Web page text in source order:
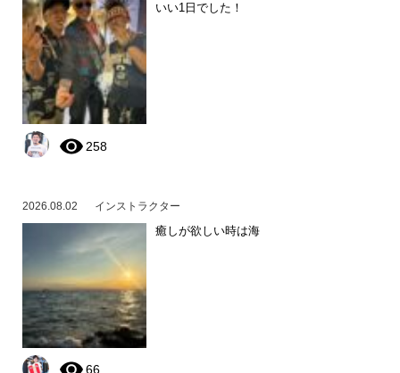
いい1日でした！
258
2026.08.02 インストラクター
癒しが欲しい時は海
66